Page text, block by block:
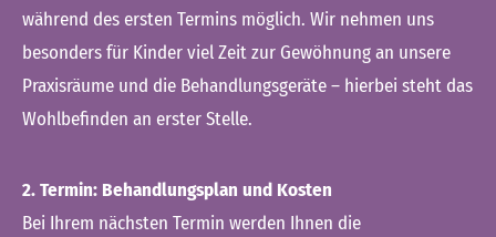
während des ersten Termins möglich. Wir nehmen uns
besonders für Kinder viel Zeit zur Gewöhnung an unsere
Praxisräume und die Behandlungsgeräte – hierbei steht das
Wohlbefinden an erster Stelle.
2. Termin: Behandlungsplan und Kosten
Bei Ihrem nächsten Termin werden Ihnen die